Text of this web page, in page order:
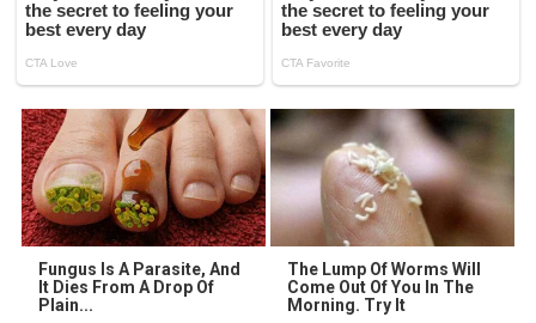
Fungus Is A Parasite, And
It Dies From A Drop Of
Plain...
The Lump Of Worms Will
Come Out Of You In The
Morning. Try It